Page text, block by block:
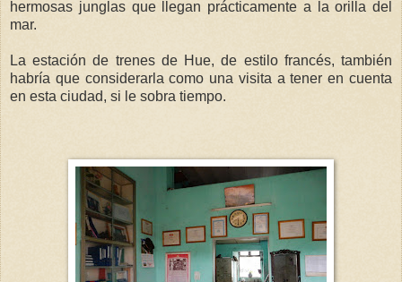
hermosas junglas que llegan prácticamente a la orilla del
mar.
La estación de trenes de Hue, de estilo francés, también
habría que considerarla como una visita a tener en cuenta
en esta ciudad, si le sobra tiempo.